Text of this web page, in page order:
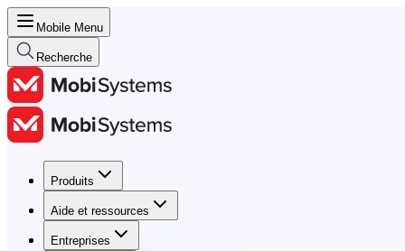
Mobile Menu
Recherche
Produits
Aide et ressources
Entreprises
Produits
Aide et ressources
Entreprises